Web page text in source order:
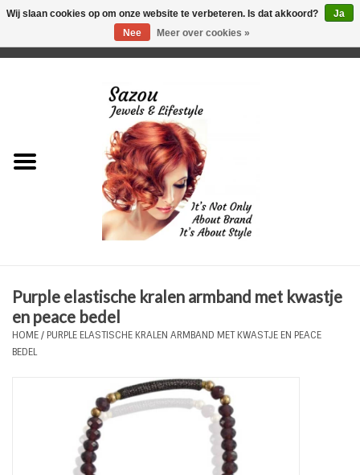
Just for Him
Plus Size Sieraden
Enkelbandjes
Haaraccesoires
Purple elastische kralen armband met kwastje
en peace bedel
HOME/ PURPLE ELASTISCHE KRALEN ARMBAND MET KWASTJE EN PEACE
BEDEL
Wij slaan cookies op om onze website te verbeteren. Is dat akkoord?
Ja
Nee
Meer over cookies »